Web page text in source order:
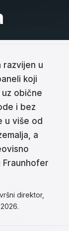
razvijen u
koji
obične
i bez
u više od
a
direktor,